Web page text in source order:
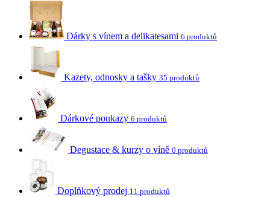
Dárky s vínem a delikatesami 6 produktů
Kazety, odnosky a tašky 35 produktů
Dárkové poukazy 6 produktů
Degustace & kurzy o víně 0 produktů
Doplňkový prodej 11 produktů